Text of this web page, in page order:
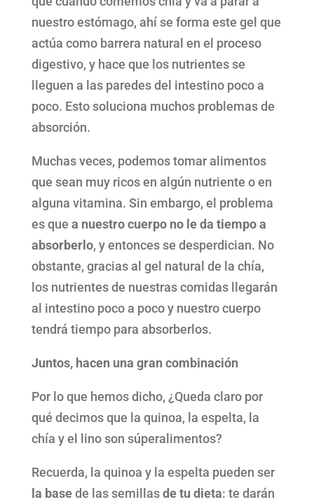
nuestro estómago, ahí se forma este gel que
actúa como barrera natural en el proceso
digestivo, y hace que los nutrientes se
lleguen a las paredes del intestino poco a
poco. Esto soluciona muchos problemas de
absorción.
Muchas veces, podemos tomar alimentos
que sean muy ricos en algún nutriente o en
alguna vitamina. Sin embargo, el problema
es que a nuestro cuerpo no le da tiempo a
absorberlo, y entonces se desperdician. No
obstante, gracias al gel natural de la chía,
los nutrientes de nuestras comidas llegarán
al intestino poco a poco y nuestro cuerpo
tendrá tiempo para absorberlos.
Juntos, hacen una gran combinación
Por lo que hemos dicho, ¿Queda claro por
qué decimos que la quinoa, la espelta, la
chía y el lino son súperalimentos?
Recuerda, la quinoa y la espelta pueden ser
la basede las semillasde tu dieta: te darán